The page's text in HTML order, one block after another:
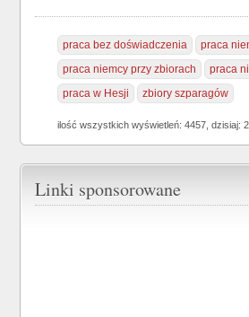
praca bez doświadczenia
praca
praca niemcy przy zbiorach
praca
praca w Hesji
zbiory szparagów
ilość wszystkich wyświetleń: 4457, dzisiaj: 2
Linki sponsorowane